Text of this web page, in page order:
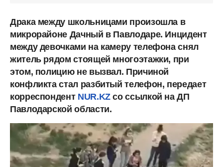
Драка между школьницами произошла в
микрорайоне Дачный в Павлодаре. Инцидент
между девочками на камеру телефона снял
житель рядом стоящей многоэтажки, при
этом, полицию не вызвал. Причиной
конфликта стал разбитый телефон, передает
корреспондент NUR.KZсо ссылкой на ДП
Павлодарской области.